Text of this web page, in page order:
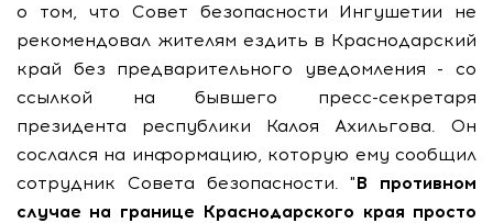
о том, что Совет безопасности Ингушетии не
рекомендовал жителям ездить в Краснодарский
край без предварительного уведомления - со
ссылкой на бывшего пресс-секретаря
президента республики Калоя Ахильгова. Он
сослался на информацию, которую ему сообщил
сотрудник Совета безопасности."В противном
случае на границе Краснодарского края просто